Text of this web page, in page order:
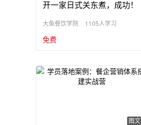
开一家日式关东煮，成功！
大鱼餐饮学院 1105人学习
免费
图文